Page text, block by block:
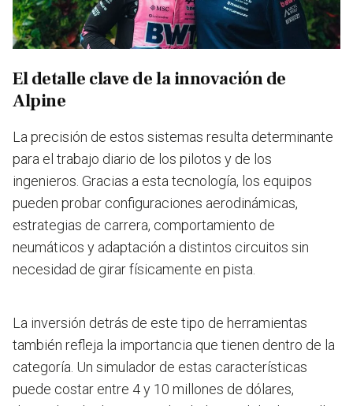
El detalle clave de la innovación de
Alpine
La precisión de estos sistemas resulta determinante
para el trabajo diario de los pilotos y de los
ingenieros. Gracias a esta tecnología, los equipos
pueden probar configuraciones aerodinámicas,
estrategias de carrera, comportamiento de
neumáticos y adaptación a distintos circuitos sin
necesidad de girar físicamente en pista.
La inversión detrás de este tipo de herramientas
también refleja la importancia que tienen dentro de la
categoría. Un simulador de estas características
puede costar entre 4 y 10 millones de dólares,